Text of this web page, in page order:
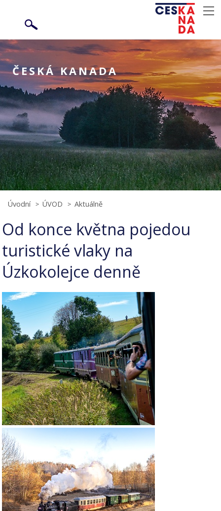
ČESKÁ KANADA
Úvodní ÚVOD Aktuálně
Od konce května pojedou
turistické vlaky na
Úzkokolejce denně